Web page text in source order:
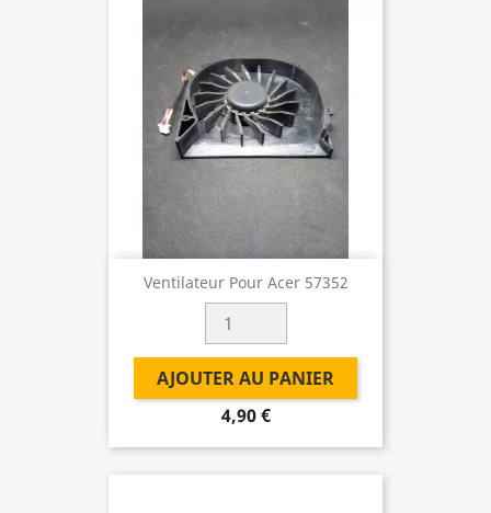
Ventilateur Pour Acer 57352
AJOUTER AU PANIER
4,90 €